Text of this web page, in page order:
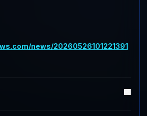
news/20260526101221391